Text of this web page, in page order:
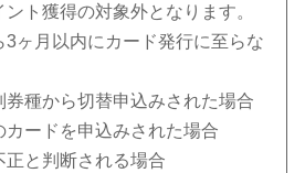
ト獲得の対象外となります。
ヶ月以内にカード発行に至らな
種から切替申込みされた場合
ードを申込みされた場合
と判断される場合